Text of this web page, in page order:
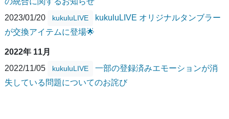
2023/01/20
kukuluLIVE
kukuluLIVE オリジナルタンブラー
が交換アイテムに登場🌟
2022年 11月
2022/11/05
kukuluLIVE
一部の登録済みエモーションが消
失している問題についてのお詫び